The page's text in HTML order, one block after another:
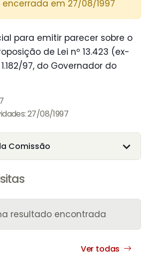
em 27/08/1997
para emitir parecer sobre o
de Lei nº 13.423 (ex-
97, do Governador do
27/08/1997
Comissão
resultado encontrada
Ver todas